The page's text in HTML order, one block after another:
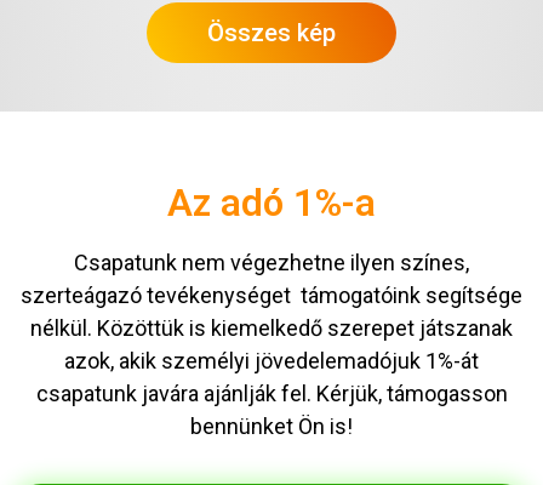
Összes kép
Az adó 1%-a
Csapatunk nem végezhetne ilyen színes,
szerteágazó tevékenységet támogatóink segítsége
nélkül. Közöttük is kiemelkedő szerepet játszanak
azok, akik személyi jövedelemadójuk 1%-át
csapatunk javára ajánlják fel. Kérjük, támogasson
bennünket Ön is!